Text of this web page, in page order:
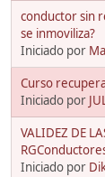
conductor sin
se inmoviliza?
Iniciado por
Curso
Iniciado por
VALIDEZ DE
Iniciado por